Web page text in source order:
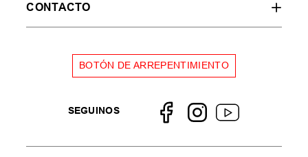
CONTACTO
BOTÓN DE ARREPENTIMIENTO
SEGUINOS